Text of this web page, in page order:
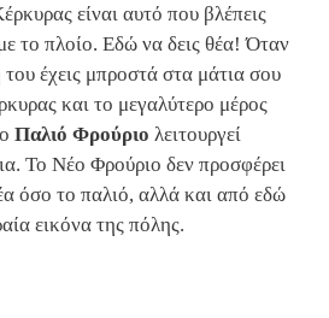
είναι αυτό που βλέπεις
το πλοίο. Εδώ να δεις θέα! Όταν
έχεις μπροστά στα μάτια σου
και το μεγαλύτερο μέρος
Παλιό Φρούριο λειτουργεί
Το Νέο Φρούριο δεν προσφέρει
όσο το παλιό, αλλά και από εδώ
εικόνα της πόλης.